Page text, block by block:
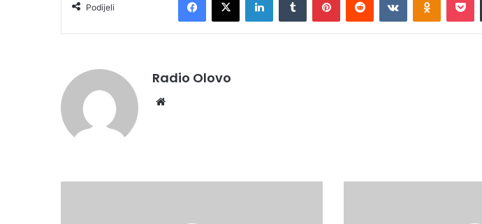
Podijeli
Radio Olovo